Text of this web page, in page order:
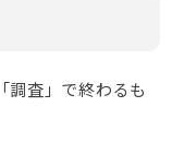
調査」で終わるも